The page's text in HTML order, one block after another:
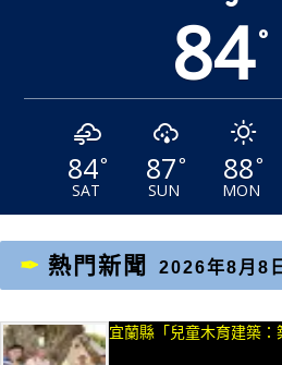
84°
84°
SAT
87°
SUN
88°
MON
熱門新聞 2026年8月8日
宜蘭縣「兒童木育建築